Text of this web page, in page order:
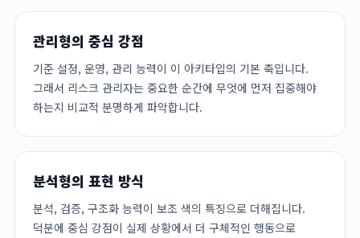
관리형의 중심 강점
기준 설정, 운영, 관리 능력이 이 아키타입의 기본 축입니다.
그래서 리스크 관리자는 중요한 순간에 무엇에 먼저 집중해야
하는지 비교적 분명하게 파악합니다.
분석형의 표현 방식
분석, 검증, 구조화 능력이 보조 색의 특징으로 더해집니다.
덕분에 중심 강점이 실제 상황에서 더 구체적인 행동으로